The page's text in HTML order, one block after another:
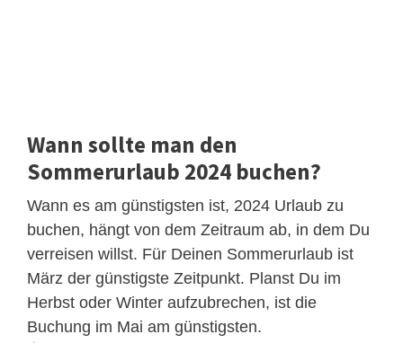
Wann sollte man den
Sommerurlaub 2024 buchen?
Wann es am günstigsten ist, 2024 Urlaub zu
buchen, hängt von dem Zeitraum ab, in dem Du
verreisen willst. Für Deinen Sommerurlaub ist
März der günstigste Zeitpunkt. Planst Du im
Herbst oder Winter aufzubrechen, ist die
Buchung im Mai am günstigsten.